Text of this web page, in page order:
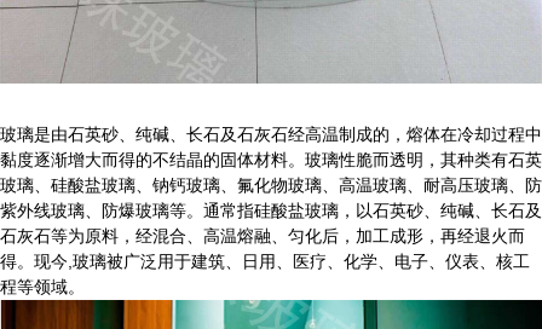
玻璃是由石英砂、纯碱、长石及石灰石经高温制成的，熔体在冷却过程中
黏度逐渐增大而得的不结晶的固体材料。玻璃性脆而透明，其种类有石英
玻璃、硅酸盐玻璃、钠钙玻璃、氟化物玻璃、高温玻璃、耐高压玻璃、防
紫外线玻璃、防爆玻璃等。通常指硅酸盐玻璃，以石英砂、纯碱、长石及
石灰石等为原料，经混合、高温熔融、匀化后，加工成形，再经退火而
得。现今,玻璃被广泛用于建筑、日用、医疗、化学、电子、仪表、核工
程等领域。